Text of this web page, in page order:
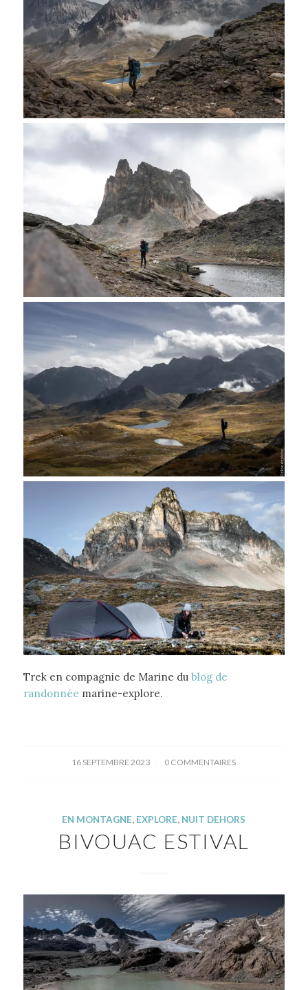
Trek en compagnie de Marine du blog de
randonnée marine-explore.
16 SEPTEMBRE 2023
/ 0 COMMENTAIRES
EN MONTAGNE, EXPLORE, NUIT DEHORS
BIVOUAC ESTIVAL